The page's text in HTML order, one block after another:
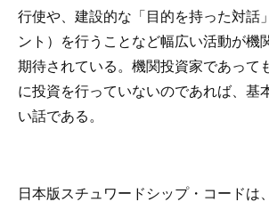
行使や、建設的な「目的を持った対話
ント）を行うことなど幅広い活動が機
期待されている。機関投資家であって
に投資を行っていないのであれば、基
い話である。
日本版スチュワードシップ・コードは